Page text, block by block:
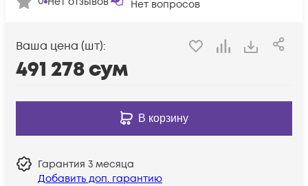
Нет вопросов
Ваша цена (шт):
491 278сум
В корзину
Гарантия 3 месяца
Добавить доп. гарантию